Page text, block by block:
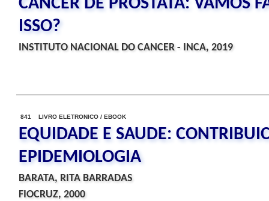
CANCER DE PROSTATA: VAMOS
ISSO?
INSTITUTO NACIONAL DO CANCER - INCA, 2019
841 LIVRO ELETRONICO / EBOOK
EQUIDADE E SAUDE:
EPIDEMIOLOGIA
BARATA, RITA BARRADAS
FIOCRUZ, 2000